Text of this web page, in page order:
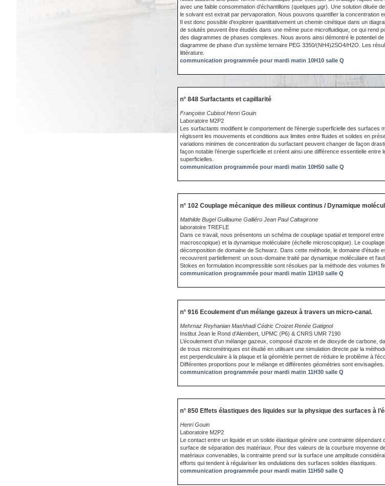
avec une faible consommation d'échantillons (quelques µgr). Une solution diluée
le solvant est extrait par pervaporation. Nous pouvons quantifier la concentration
Il est donc possible d'explorer quantitativement un chemin cinétique dans un
de solutés peuvent être étudiés dans une même puce microfluidique, ce qui rend
des diagrammes de phases complexes. Nous avons ainsi démontré le potentiel
diagramme de phase d'un système ternaire PEG 3350/(NH4)2SO4/H2O. Les
littérature.
communication programmée pour mardi matin 10H10 salle Q
n° 848 Surfactants et capillarité
Françoise Cubisol Henri Gouin
Laboratoire M2P2
Les surfactants modifient le comportement de l’énergie superficielle des surfaces
régissent les mouvements et conditions aux limites entre fluides et solides en
variations minimes de concentration du surfactant peuvent changer de façon
façon notable l’énergie superficielle et créent ainsi une différence essentielle entre
superficielles.
communication programmée pour mardi matin 10H50 salle Q
n° 102 Couplage mécanique des milieux continus / Dynamique
Mathilde Bugel Guillaume Galliéro Jean Paul Caltagirone
laboratoire TREFLE
Dans ce travail, nous présentons un schéma de couplage spatial et temporel
macroscopique) et la dynamique moléculaire (échelle microscopique). Le
décomposition de domaine de Schwarz. Dans cette méthode, le domaine d'étude
recouvrent partiellement: un sous-domaine traité par dynamique moléculaire et
Stokes en formulation incompressible sont résolues par la méthode des volumes
communication programmée pour mardi matin 11H10 salle Q
n° 916 Ecoulement d'un mélange gazeux à travers un micro-canal.
Mehrnaz Reyhanian Mashhadi Cédric Croizet Renée Gatignol
Institut Jean le Rond d'Alembert, UPMC (P6) & CNRS UMR 7190
L’écoulement d’un mélange gazeux, composé d’azote et de dioxyde de carbone,
de trous micrométriques est étudié en utilisant une simulation directe par la
est perpendiculaire à la plaque et la géométrie permet de réduire le problème à
Différentes proportions pour le mélange et différentes géométries sont envisagées.
communication programmée pour mardi matin 11H30 salle Q
n° 850 Effets élastiques des liquides sur la physique des surfaces à
Henri Gouin
Laboratoire M2P2
Le contact entre un liquide et un solide élastique génère une contrainte
surface de séparation des matériaux. Pour des valeurs de la courbure moyenne
matériaux convenables, la contrainte prend sur la surface une amplitude
efforts qui tendent à régulariser les ondulations des surfaces solides élastiques.
communication programmée pour mardi matin 11H50 salle Q